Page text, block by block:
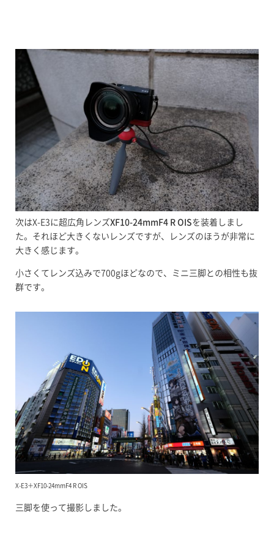
次はX-E3に超広角レンズXF10-24mmF4 R OISを装着しまし
た。それほど大きくないレンズですが、レンズのほうが非常に
大きく感じます。
小さくてレンズ込みで700gほどなので、ミニ三脚との相性も抜
群です。
X-E3＋XF10-24mmF4 R OIS
三脚を使って撮影しました。